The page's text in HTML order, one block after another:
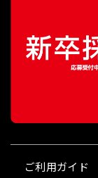
ご利用ガイド